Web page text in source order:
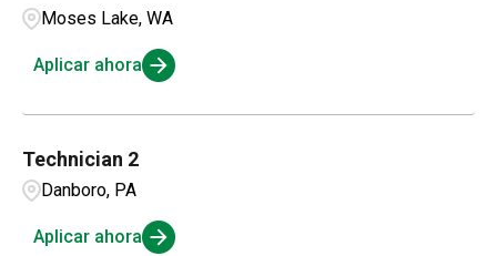
Moses Lake, WA
Aplicar ahora
Technician 2
Danboro, PA
Aplicar ahora